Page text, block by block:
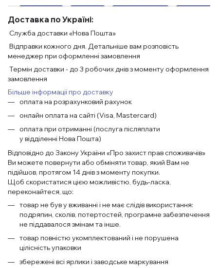
Доставка по Україні:
Служба доставки «Нова Пошта»
Відправки кожного дня. Детальніше вам розповість
менеджер при оформленні замовлення
Термін доставки - до 3 робочих днів з моменту оформлення
замовлення
Більше інформації про доставку
оплата на розрахунковий рахунок
онлайн оплата на сайті (Visa, Mastercard)
оплата при отриманні (послуга післяплати
у відділенні Нова Пошта)
Відповідно до Закону України «Про захист прав споживачів»
Ви можете повернути або обміняти товар, який Вам не
підійшов, протягом 14 днів з моменту покупки.
Щоб скористатися цією можливістю, будь-ласка,
переконайтеся, що:
товар не був у вживанні і не має слідів використання:
подряпин, сколів, потертостей, програмне забезпечення
не піддавалося змінам та інше.
товар повністю укомплектований і не порушена
цілісність упаковки
збережені всі ярлики і заводське маркування